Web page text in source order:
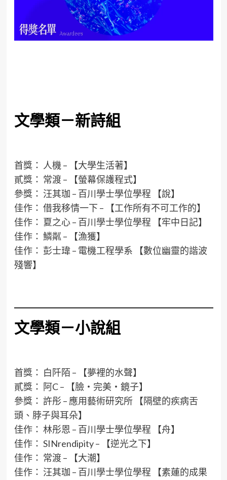
文學類－新詩組
首獎： 人機 – 【大學生活著】
貳獎： 常渡 – 【螢幕保護程式】
參獎： 汪其珈 – 百川學士學位學程 【說】
佳作： 借我移情一下 – 【工作所有不可工作的】
佳作： 夏之心 – 百川學士學位學程 【牢中日記】
佳作： 鱗粼 – 【漁獲】
佳作： 彭士瑋 – 電機工程學系 【數位幽靈的諧波
殘響】
文學類－小說組
首獎： 白阡陌 – 【夢裡的水聲】
貳獎： 阿C – 【臉‧完美‧鏡子】
參獎： 許彤 – 應用藝術研究所 【隔壁的疾病舌
頭、脖子與耳朵】
佳作： 林彤恩 – 百川學士學位學程 【舟】
佳作： SINrendipity – 【逆光之下】
佳作： 常渡 – 【大潮】
佳作： 汪其珈 – 百川學士學位學程 【素蓮的成果